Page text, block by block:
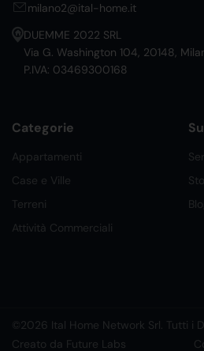
milano2@ital-home.it
DUEMME 2022 SRL
Via G. Washington 104, 20148,
P.IVA: 03469300168
Categorie
Appartamenti
Case e Ville
Terreni
Attività Commerciali
©2026 Ital Home Network Srl. Tutti i
Creato da Future Labs